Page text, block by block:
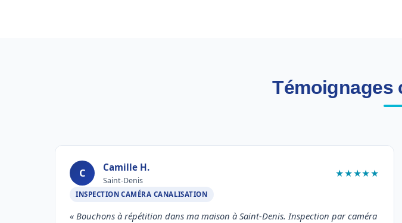
Témoignages
C Camille H.
Saint-Denis
★★★★★
INSPECTION CAMÉRA CANALISATION
« Bouchons à répétition dans ma maison à Saint-Denis. Inspection par caméra